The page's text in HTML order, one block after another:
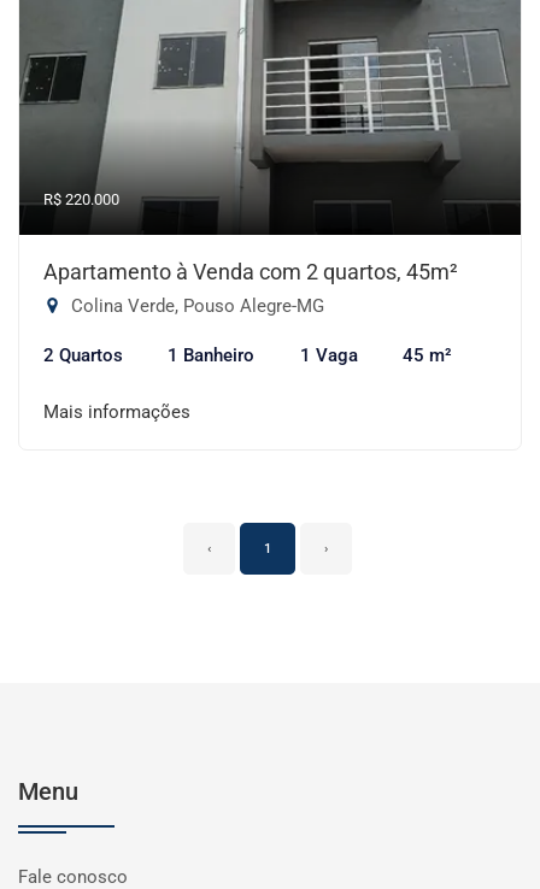
R$ 220.000
Apartamento à Venda com 2 quartos, 45m²
Colina Verde, Pouso Alegre-MG
2 Quartos 1 Banheiro 1 Vaga 45 m²
Mais informações
‹ 1 ›
Menu
Fale conosco